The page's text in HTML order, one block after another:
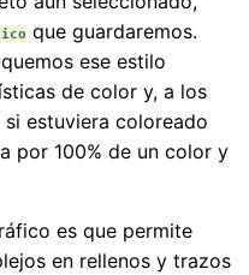
que guardaremos.
ese estilo
de color y, a los
estuviera coloreado
por 100% de un color y
es que permite
en rellenos y trazos